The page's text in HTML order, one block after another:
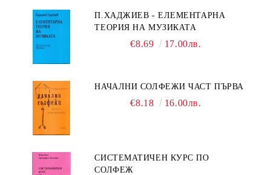
П.ХАДЖИЕВ - ЕЛЕМЕНТАРНА
ТЕОРИЯ НА МУЗИКАТА
€8.69 17.00лв.
НАЧАЛНИ СОЛФЕЖИ ЧАСТ ПЪРВА
€8.18 16.00лв.
СИСТЕМАТИЧЕН КУРС ПО
СОЛФЕЖ